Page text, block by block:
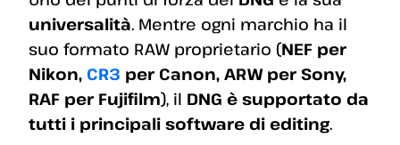
universalità. Mentre ogni marchio ha il
suo formato RAW proprietario (NEF per
Nikon, CR3 per Canon, ARW per Sony,
RAF per Fujifilm), il DNG è supportato da
tutti i principali software di editing.